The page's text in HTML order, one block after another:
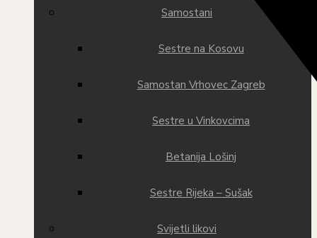
Samostani
Sestre na Kosovu
Samostan Vrhovec Zagreb
Sestre u Vinkovcima
Betanija Lošinj
Sestre Rijeka – Sušak
Svijetli likovi